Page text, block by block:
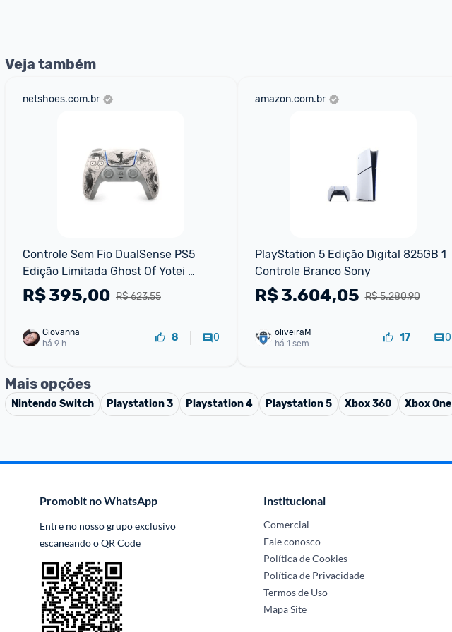
Veja também
netshoes.com.br
Controle Sem Fio DualSense PS5
Edição Limitada Ghost Of Yotei
1000048390 Branco
R$ 623,55
R$395,00
Giovanna
há 9 h
8 0
amazon.com.br
PlayStation 5 Edição Digital 825GB 1
Controle Branco Sony
R$ 5.280,90
R$3.604,05
oliveiraM
há 1 sem
17 0
Mais opções
Nintendo Switch Playstation 3 Playstation 4 Playstation 5 Xbox 360 Xbox One
Promobit no WhatsApp
Entre no nosso grupo exclusivo
escaneando o QR Code
Institucional
Comercial
Fale conosco
Política de Cookies
Política de Privacidade
Termos de Uso
Mapa Site